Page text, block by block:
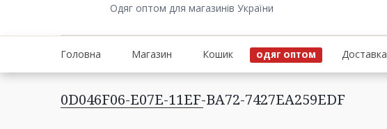
Одяг оптом для магазинів України
Головна Магазин Кошик ОДЯГ ОПТОМ Доставка
0D046F06-E07E-11EF-BA72-7427EA259EDF